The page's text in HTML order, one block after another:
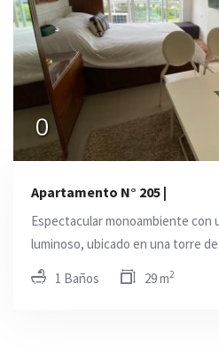
0
Apartamento N° 205 |
Espectacular monoambiente con
luminoso, ubicado en una torre de
1 Baños 29 m2